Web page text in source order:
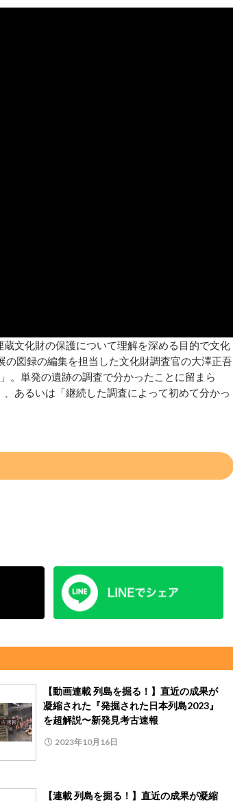
文化財の保護について理解を深める目的で文化
図録の編集を担当した文化財調査官の大澤正吾
。単発の遺跡の調査で分かったことに留まら
あるいは「継続した調査によって初めて分かっ
【動画連載 列島を掘る！】直近の成果が
凝縮された『発掘された日本列島2023』
を超解説〜新発見考古速報
2023年10月16日
【連載 列島を掘る！】直近の成果が凝縮